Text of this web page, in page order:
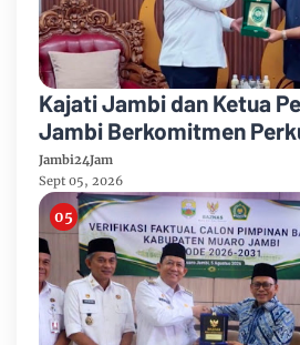
Kajati Jambi dan Ketua
Jambi Berkomitmen
Penegakan Hukum
Jambi24Jam
Sept 05, 2026